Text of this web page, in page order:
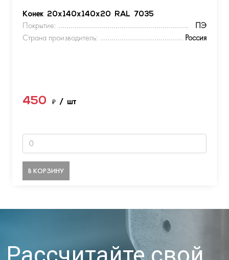
Конек 20х140х140х20 RAL 7035
Покрытие:
ПЭ
Страна производитель:
Россия
450 ₽ / шт
В КОРЗИНУ